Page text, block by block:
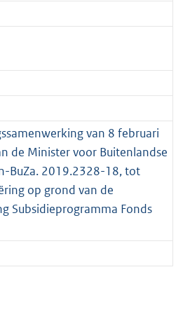
van 8 februari
de Minister voor Buitenlandse
BuZa. 2019.2328-18, tot
op grond van de
Subsidieprogramma Fonds